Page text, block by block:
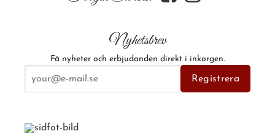
Nyhetsbrev
Få nyheter och erbjudanden direkt i inkorgen.
Registrera